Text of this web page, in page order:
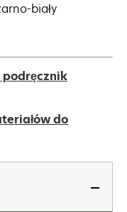
biały
do